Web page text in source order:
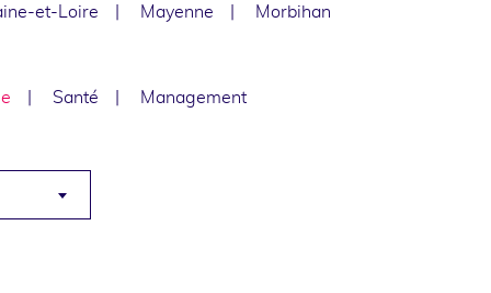
et-Loire Mayenne Morbihan
Santé Management